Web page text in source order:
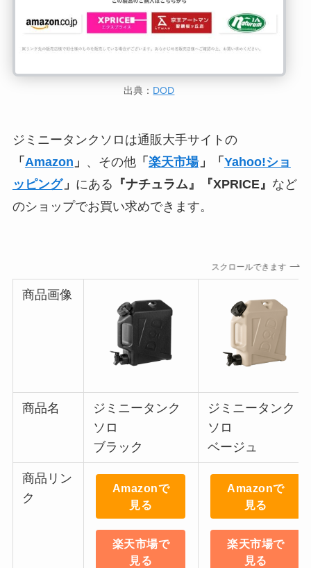
出典： DOD
ジミニータンクソロは通販大手サイトの
「 Amazon 」 、その他「 楽天市場」「 Yahoo!ショ
ッピング」 にある 『ナチュラム』『XPRICE』 など
のショップでお買い求めできます。
スクロールできます
商品画像
商品名
ジミニータンク
ソロ
ブラック
ジミニータンク
ソロ
ベージュ
商品リン
ク
Amazonで
見る
楽天市場で
見る
Amazonで
見る
楽天市場で
見る